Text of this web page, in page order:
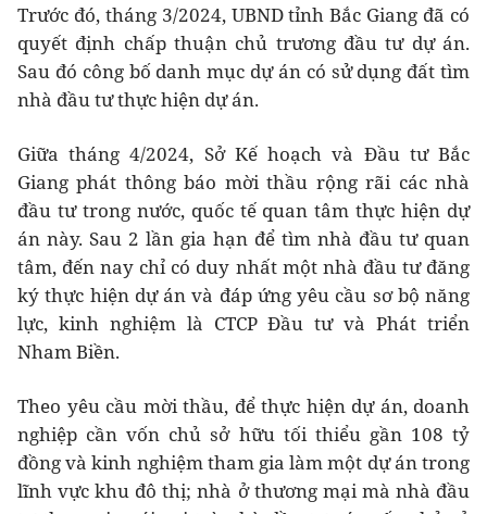
Trước đó, tháng 3/2024, UBND tỉnh Bắc Giang đã có
quyết định chấp thuận chủ trương đầu tư dự án.
Sau đó công bố danh mục dự án có sử dụng đất tìm
nhà đầu tư thực hiện dự án.
Giữa tháng 4/2024, Sở Kế hoạch và Đầu tư Bắc
Giang phát thông báo mời thầu rộng rãi các nhà
đầu tư trong nước, quốc tế quan tâm thực hiện dự
án này. Sau 2 lần gia hạn để tìm nhà đầu tư quan
tâm, đến nay chỉ có duy nhất một nhà đầu tư đăng
ký thực hiện dự án và đáp ứng yêu cầu sơ bộ năng
lực, kinh nghiệm là CTCP Đầu tư và Phát triển
Nham Biền.
Theo yêu cầu mời thầu, để thực hiện dự án, doanh
nghiệp cần vốn chủ sở hữu tối thiểu gần 108 tỷ
đồng và kinh nghiệm tham gia làm một dự án trong
lĩnh vực khu đô thị; nhà ở thương mại mà nhà đầu